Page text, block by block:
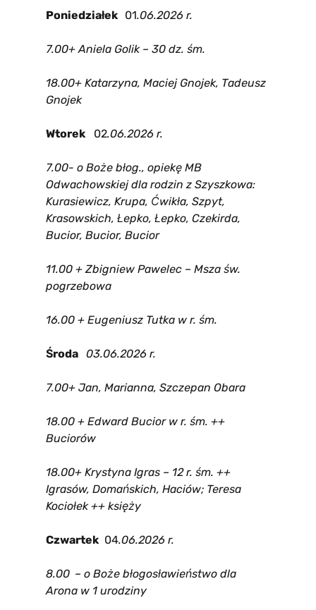
Poniedziałek 01.06.2026 r.
7.00+ Aniela Golik – 30 dz. śm.
18.00+ Katarzyna, Maciej Gnojek, Tadeusz
Gnojek
Wtorek02.06.2026 r.
7.00- o Boże błog., opiekę MB
Odwachowskiej dla rodzin z Szyszkowa:
Kurasiewicz, Krupa, Ćwikła, Szpyt,
Krasowskich, Łepko, Łepko, Czekirda,
Bucior, Bucior, Bucior
11.00 + Zbigniew Pawelec – Msza św.
pogrzebowa
16.00 + Eugeniusz Tutka w r. śm.
Środa 03.06.2026 r.
7.00+ Jan, Marianna, Szczepan Obara
18.00 + Edward Bucior w r. śm. ++
Buciorów
18.00+ Krystyna Igras – 12 r. śm. ++
Igrasów, Domańskich, Haciów; Teresa
Kociołek ++ księży
Czwartek 04.06.2026 r.
8.00 – o Boże błogosławieństwo dla
Arona w 1 urodziny